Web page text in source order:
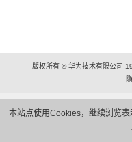
本站点使用Cookies，继续浏览
版权所有 © 华为技术有限公司